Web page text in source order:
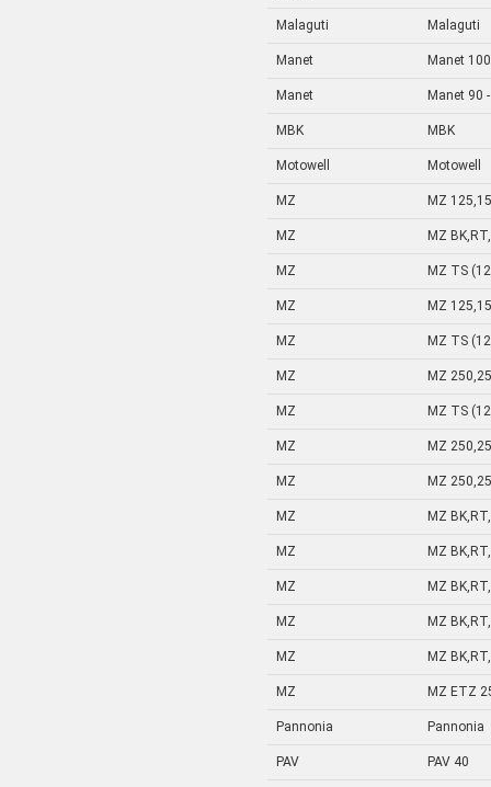
Malaguti Malaguti
Manet Manet
Manet Manet 90
MBK MBK
Motowell Motowell
MZ MZ
MZ MZ
MZ MZ TS
MZ MZ
MZ MZ TS
MZ MZ
MZ MZ TS
MZ MZ
MZ MZ
MZ MZ
MZ MZ
MZ MZ
MZ MZ
MZ MZ
MZ MZ ETZ
Pannonia Pannonia
PAV PAV 40